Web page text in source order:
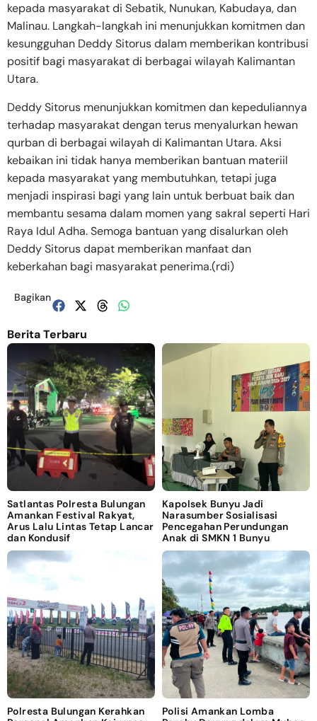
kepada masyarakat di Sebatik, Nunukan, Kabudaya, dan
Malinau. Langkah-langkah ini menunjukkan komitmen dan
kesungguhan Deddy Sitorus dalam memberikan kontribusi
positif bagi masyarakat di berbagai wilayah Kalimantan
Utara.
Deddy Sitorus menunjukkan komitmen dan kepeduliannya
terhadap masyarakat dengan terus menyalurkan hewan
qurban di berbagai wilayah di Kalimantan Utara. Aksi
kebaikan ini tidak hanya memberikan bantuan materiil
kepada masyarakat yang membutuhkan, tetapi juga
menjadi inspirasi bagi yang lain untuk berbuat baik dan
membantu sesama dalam momen yang sakral seperti Hari
Raya Idul Adha. Semoga bantuan yang disalurkan oleh
Deddy Sitorus dapat memberikan manfaat dan
keberkahan bagi masyarakat penerima.(rdi)
Bagikan
Berita Terbaru
Satlantas Polresta Bulungan
Amankan Festival Rakyat,
Arus Lalu Lintas Tetap Lancar
dan Kondusif
Kapolsek Bunyu Jadi
Narasumber Sosialisasi
Pencegahan Perundungan
Anak di SMKN 1 Bunyu
Polresta Bulungan Kerahkan
Polisi Amankan Lomba